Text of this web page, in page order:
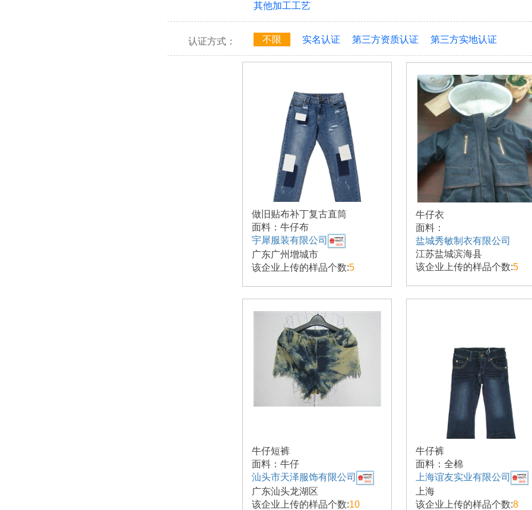
其他加工工艺
认证方式： 不限 实名认证 第三方资质认证 第三方实地认证
做旧贴布补丁复古直筒
面料：牛仔布
宇犀服装有限公司
广东广州增城市
该企业上传的样品个数:5
牛仔衣
面料：
盐城秀敏制衣有限公司
江苏盐城滨海县
该企业上传的样品个数:5
牛仔短裤
面料：牛仔
汕头市天泽服饰有限公司
广东汕头龙湖区
该企业上传的样品个数:10
牛仔裤
面料：全棉
上海谊友实业有限公司
上海
该企业上传的样品个数:8